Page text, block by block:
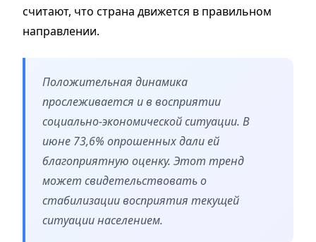
считают, что страна движется в правильном
направлении.
Положительная динамика
прослеживается и в восприятии
социально-экономической ситуации. В
июне 73,6% опрошенных дали ей
благоприятную оценку. Этот тренд
может свидетельствовать о
стабилизации восприятия текущей
ситуации населением.